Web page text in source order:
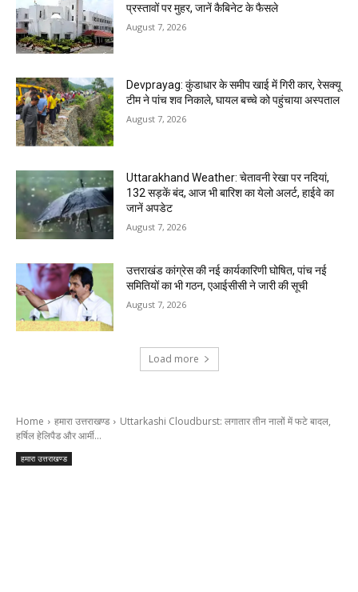
प्रस्तावों पर मुहर, जानें कैबिनेट के फैसले
August 7, 2026
Devprayag: कुंडाधार के समीप खाई में गिरी कार, रेसक्यू
टीम ने पांच शव निकाले, घायल बच्चे को पहुंचाया अस्पताल
August 7, 2026
Uttarakhand Weather: चेतावनी रेखा पर नदियां,
132 सड़कें बंद, आज भी बारिश का येलो अलर्ट, हाईवे का
जानें अपडेट
August 7, 2026
उत्तराखंड कांग्रेस की नई कार्यकारिणी घोषित, पांच नई
समितियों का भी गठन, एआईसीसी ने जारी की सूची
August 7, 2026
Load more